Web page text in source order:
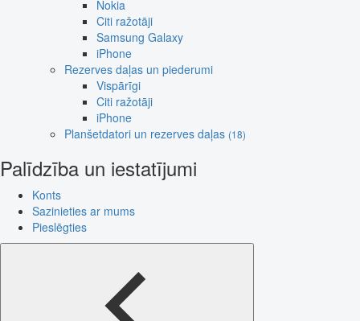
Nokia
Citi ražotāji
Samsung Galaxy
iPhone
Rezerves daļas un piederumi
Vispārīgi
Citi ražotāji
iPhone
Planšetdatori un rezerves daļas (18)
Palīdzība un iestatījumi
Konts
Sazinieties ar mums
Pieslēgties